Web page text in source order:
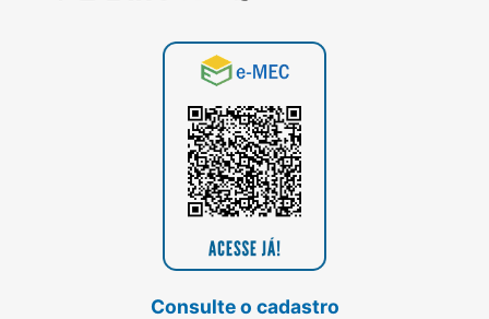
Consulte o cadastro